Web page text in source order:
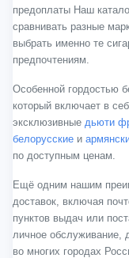
предоплаты Наш
сравнивать разные
выбрать именно те
предпочтениям.
Особенной гордостью
который включает в
эксклюзивные дьюти
белорусские и
по доступным ценам.
Ещё одним нашим
доставок, включая
пунктов выдач или
личное обслуживание,
во многих городах